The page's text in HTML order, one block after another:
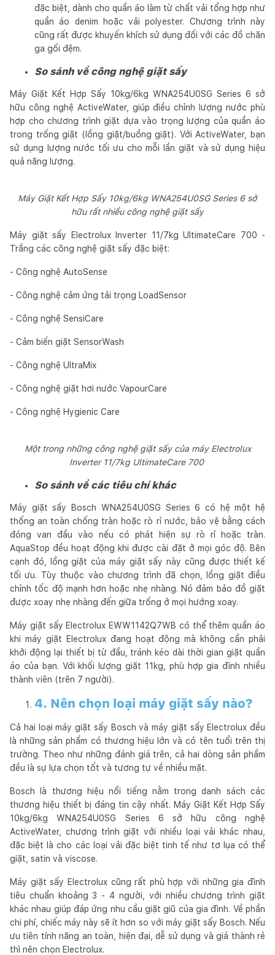
đặc biệt, dành cho quần áo làm từ chất vải tổng hợp như
quần áo denim hoặc vải polyester. Chương trình này
cũng rất được khuyến khích sử dụng đối với các đồ chăn
ga gối đệm.
So sánh về công nghệ giặt sấy
Máy Giặt Kết Hợp Sấy 10kg/6kg WNA254U0SG Series 6 sở
hữu công nghệ ActiveWater, giúp điều chỉnh lượng nước phù
hợp cho chương trình giặt dựa vào trọng lượng của quần áo
trong trống giặt (lồng giặt/buồng giặt). Với ActiveWater, bạn
sử dụng lượng nước tối ưu cho mỗi lần giặt và sử dụng hiệu
quả năng lượng.
Máy Giặt Kết Hợp Sấy 10kg/6kg WNA254U0SG Series 6 sở
hữu rất nhiều công nghệ giặt sấy
Máy giặt sấy Electrolux Inverter 11/7kg UltimateCare 700 -
Trắng các công nghệ giặt sấy đặc biệt:
- Công nghệ AutoSense
- Công nghệ cảm ứng tải trọng LoadSensor
- Công nghệ SensiCare
- Cảm biến giặt SensorWash
- Công nghệ UltraMix
- Công nghệ giặt hơi nước VapourCare
- Công nghệ Hygienic Care
Một trong những công nghệ giặt sấy của máy Electrolux
Inverter 11/7kg UltimateCare 700
So sánh về các tiêu chí khác
Máy giặt sấy Bosch WNA254U0SG Series 6 có hệ một hệ
thống an toàn chống tràn hoặc rò rỉ nước, bảo vệ bằng cách
đóng van đầu vào nếu có phát hiện sự rò rỉ hoặc tràn.
AquaStop đều hoạt động khi được cài đặt ở mọi góc độ. Bên
cạnh đó, lồng giặt của máy giặt sấy này cũng được thiết kế
tối ưu. Tùy thuộc vào chương trình đã chọn, lồng giặt điều
chỉnh tốc độ mạnh hơn hoặc nhẹ nhàng. Nó đảm bảo đồ giặt
được xoay nhẹ nhàng đến giữa trống ở mọi hướng xoay.
Máy giặt sấy Electrolux EWW1142Q7WB có thể thêm quần áo
khi máy giặt Electrolux đang hoạt động mà không cần phải
khởi động lại thiết bị từ đầu, tránh kéo dài thời gian giặt quần
áo của bạn. Với khối lượng giặt 11kg, phù hợp gia đình nhiều
thành viên (trên 7 người).
4. Nên chọn loại máy giặt sấy nào?
Cả hai loại máy giặt sấy Bosch và máy giặt sấy Electrolux đều
là những sản phẩm có thương hiệu lớn và có tên tuổi trên thị
trường. Theo như những đánh giá trên, cả hai dòng sản phẩm
đều là sự lựa chọn tốt và tương tự về nhiều mặt.
Bosch là thương hiệu nổi tiếng nằm trong danh sách các
thương hiệu thiết bị đáng tin cậy nhất. Máy Giặt Kết Hợp Sấy
10kg/6kg WNA254U0SG Series 6 sở hữu công nghệ
ActiveWater, chương trình giặt với nhiều loại vải khác nhau,
đặc biệt là cho các loại vải đặc biệt tinh tế như tơ lụa có thể
giặt, satin và viscose.
Máy giặt sấy Electrolux cũng rất phù hợp với những gia đình
tiêu chuẩn khoảng 3 - 4 người, với nhiều chương trình giặt
khác nhau giúp đáp ứng nhu cầu giặt giũ của gia đình. Về phần
chi phí, chiếc máy này sẽ ít hơn so với máy giặt sấy Bosch. Nếu
ưu tiên tính năng an toàn, hiện đại, dễ sử dụng và giá thành rẻ
thì nên chọn Electrolux.